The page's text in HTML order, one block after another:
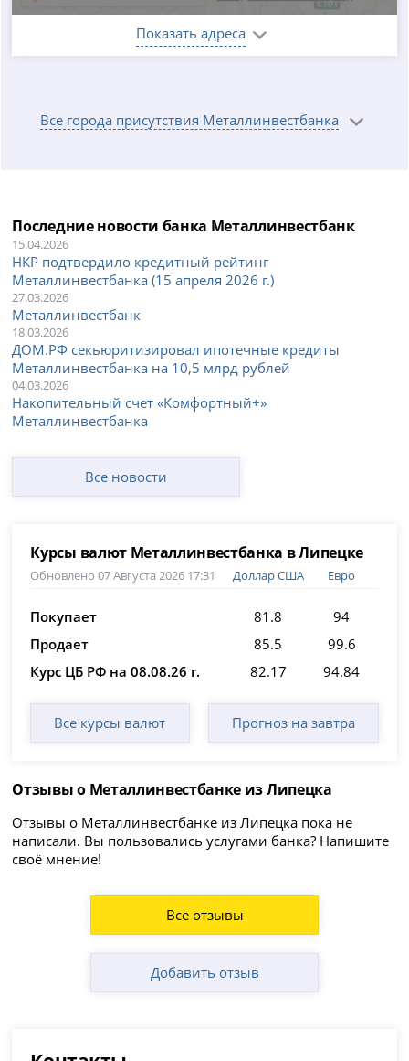
Показать адреса
Все города присутствия Металлинвестбанка
Последние новости банка Металлинвестбанк
15.04.2026
НКР подтвердило кредитный рейтинг
Металлинвестбанка (15 апреля 2026 г.)
27.03.2026
Металлинвестбанк
18.03.2026
ДОМ.РФ секьюритизировал ипотечные кредиты
Металлинвестбанка на 10,5 млрд рублей
04.03.2026
Накопительный счет «Комфортный+»
Металлинвестбанка
Все новости
Курсы валют Металлинвестбанка в Липецке
Обновлено 07 Августа 2026 17:31 Доллар США Евро
Покупает 81.8
94
Продает
85.5
99.6
Курс ЦБ РФ на 08.08.26 г.
82.17 94.84
Все курсы валют Прогноз на завтра
Отзывы о Металлинвестбанке из Липецка
Отзывы о Металлинвестбанке из Липецка пока не
написали. Вы пользовались услугами банка? Напишите
своё мнение!
Все отзывы
Добавить отзыв